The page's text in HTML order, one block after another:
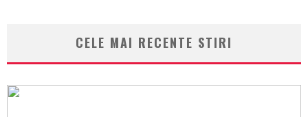
CELE MAI RECENTE STIRI